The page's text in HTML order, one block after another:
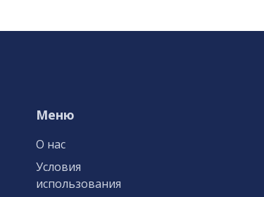
Меню
О нас
Условия
использования